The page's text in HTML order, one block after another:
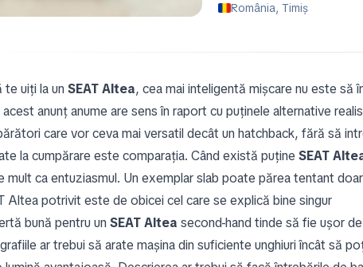
România, Timiș
te uiți la un SEAT Altea, cea mai inteligentă mișcare nu este să
anunț anume are sens în raport cu puținele alternative
care vor ceva mai versatil decât un hatchback, fără să
la cumpărare este comparația. Când există puține SEAT
mult ca entuziasmul. Un exemplar slab poate părea tentant
Altea potrivit este de obicei cel care se explică bine singur
bună pentru un SEAT Altea second-hand tinde să fie ușor
ar trebui să arate mașina din suficiente unghiuri încât să